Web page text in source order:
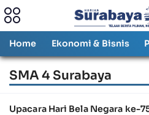
Home Ekonomi & Bisnis
SMA 4 Surabaya
Upacara Hari Bela Negara ke-